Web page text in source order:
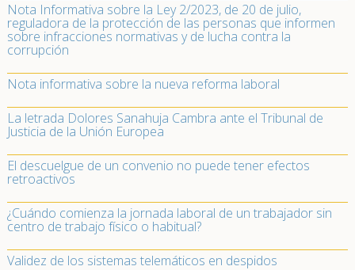
Nota Informativa sobre la Ley 2/2023, de 20 de julio,
reguladora de la protección de las personas que informen
sobre infracciones normativas y de lucha contra la
corrupción
Nota informativa sobre la nueva reforma laboral
La letrada Dolores Sanahuja Cambra ante el Tribunal de
Justicia de la Unión Europea
El descuelgue de un convenio no puede tener efectos
retroactivos
¿Cuándo comienza la jornada laboral de un trabajador sin
centro de trabajo físico o habitual?
Validez de los sistemas telemáticos en despidos